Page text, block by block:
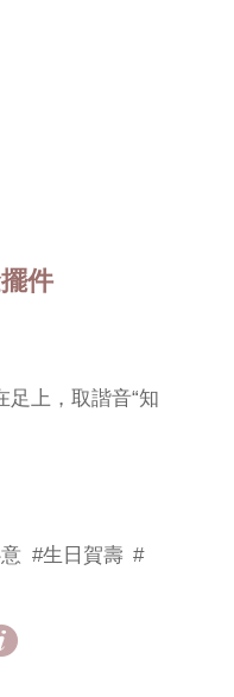
件
足上，取諧音“知
#生日賀壽 #